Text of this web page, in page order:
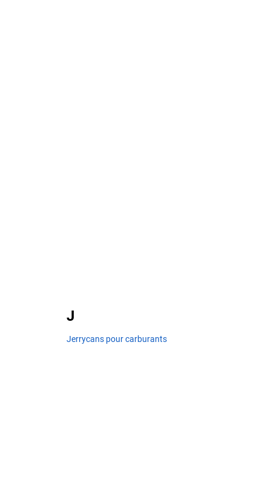
J
Jerrycans pour carburants